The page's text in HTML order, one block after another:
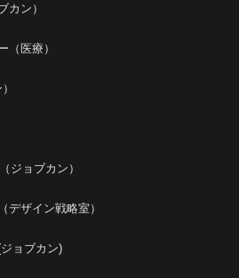
カン）
（医療）
ジョブカン）
デザイン戦略室）
ョブカン)